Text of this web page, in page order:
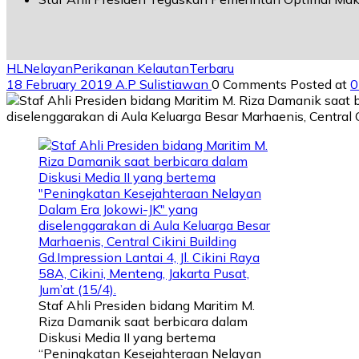
HL NelayanPerikanan KelautanTerbaru
18 February 2019 A.P Sulistiawan 0 Comments Posted at
Staf Ahli Presiden bidang Maritim M.
Riza Damanik saat berbicara dalam
Diskusi Media II yang bertema
“Peningkatan Kesejahteraan Nelayan